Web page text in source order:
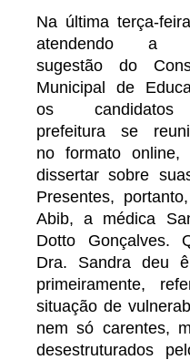
Na última terça-
atendendo a
sugestão do
Municipal de
os
prefeitura se
no formato online,
dissertar sobre
Presentes,
Abib, a médica
Dotto Gonçalves.
Dra. Sandra deu
primeiramente,
situação de
nem só carentes,
desestruturados